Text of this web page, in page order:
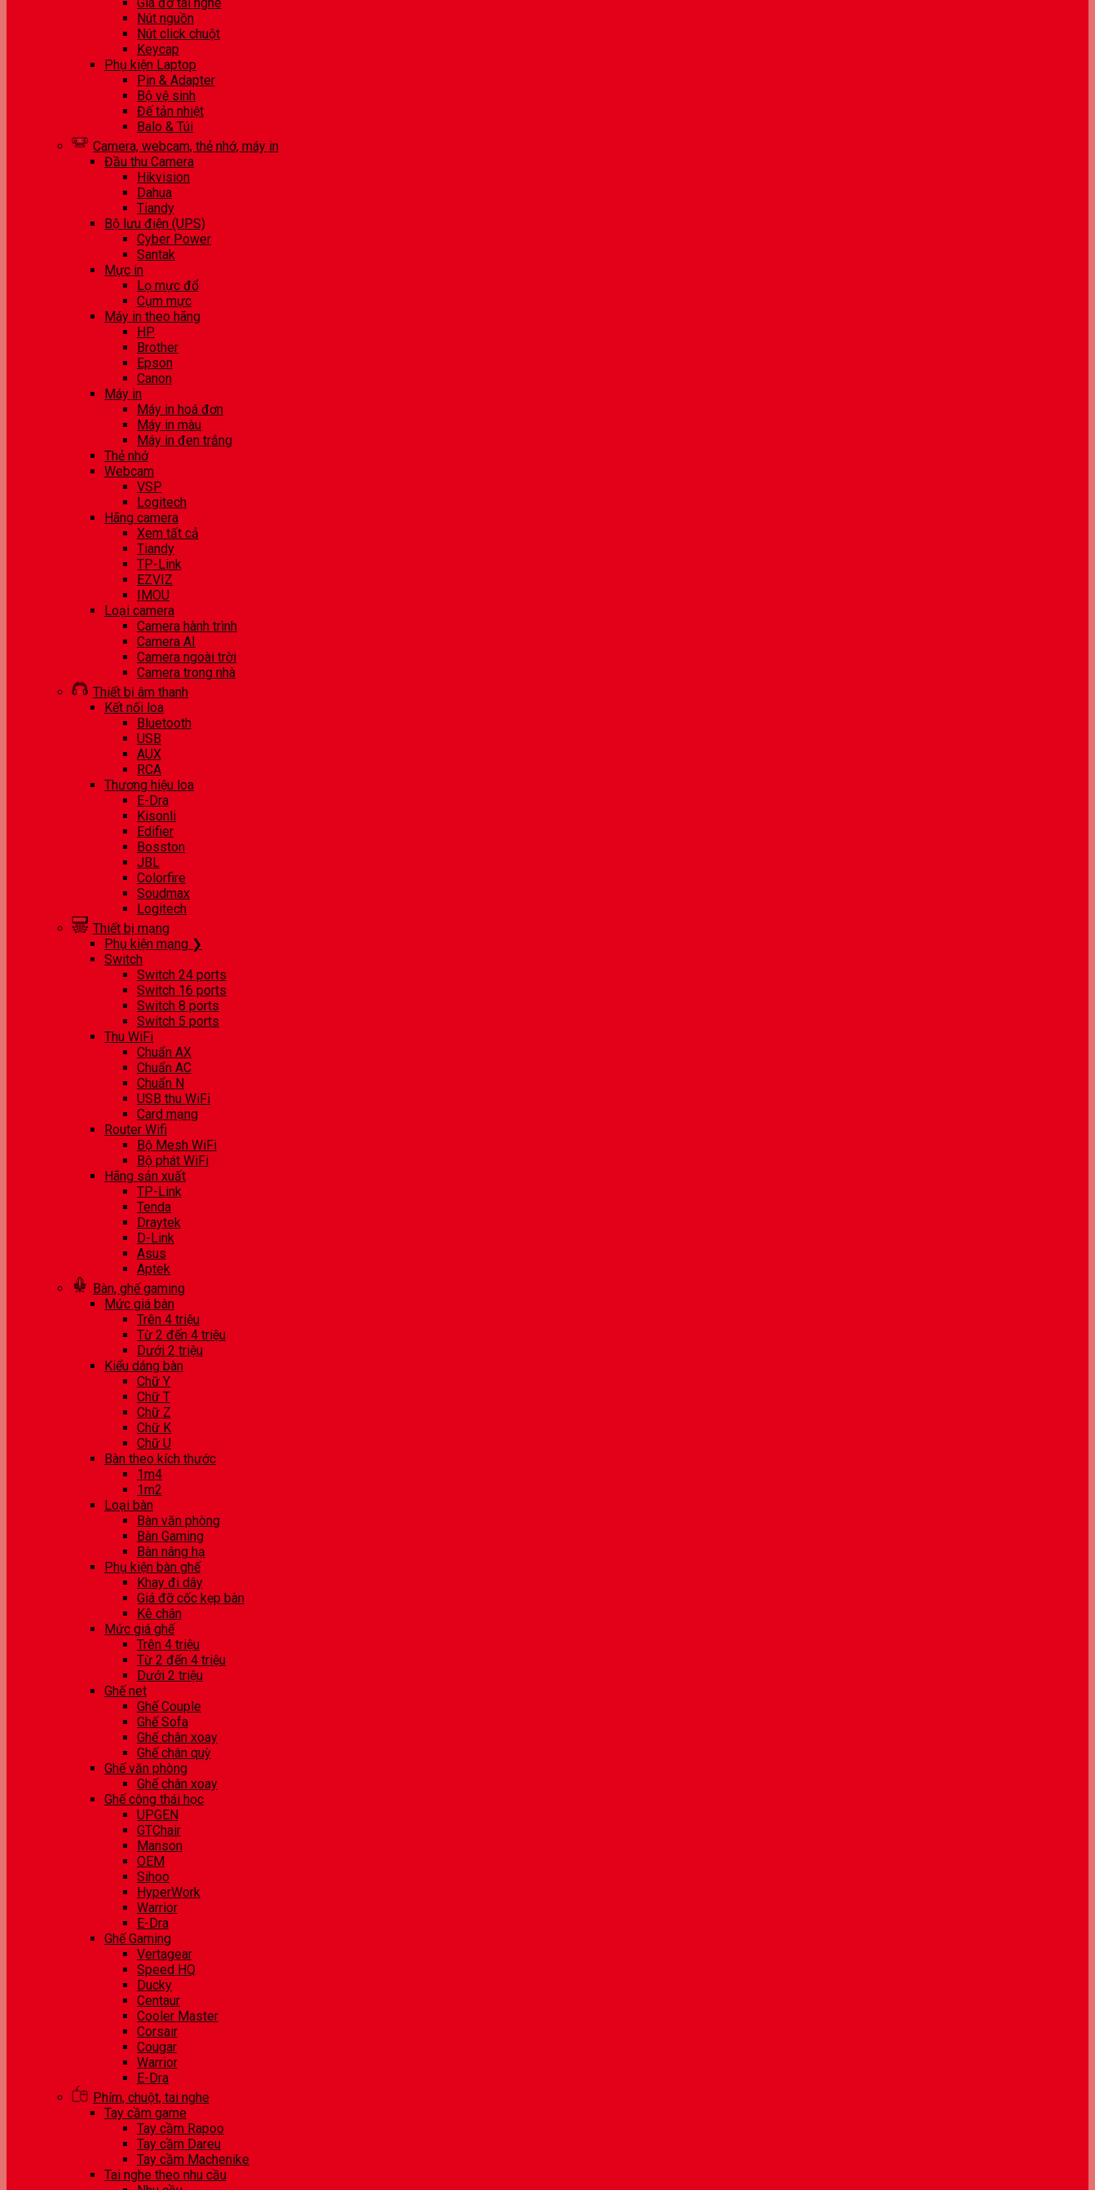
Nút nguồn
Nút click chuột
Keycap
Phụ kiện Laptop
Pin & Adapter
Bộ vệ sinh
Đế tản nhiệt
Balo & Túi
Camera, webcam, thẻ nhớ, máy in
Đầu thu Camera
Hikvision
Dahua
Tiandy
Bộ lưu điện (UPS)
Cyber Power
Santak
Mực in
Lọ mực đổ
Cụm mực
Máy in theo hãng
HP
Brother
Epson
Canon
Máy in
Máy in hoá đơn
Máy in màu
Máy in đen trắng
Thẻ nhớ
Webcam
VSP
Logitech
Hãng camera
Xem tất cả
Tiandy
TP-Link
EZVIZ
IMOU
Loại camera
Camera hành trình
Camera AI
Camera ngoài trời
Camera trong nhà
Thiết bị âm thanh
Kết nối loa
Bluetooth
USB
AUX
RCA
Thương hiệu loa
E-Dra
Kisonli
Edifier
Bosston
JBL
Colorfire
Soudmax
Logitech
Thiết bị mạng
Phụ kiện mạng ❯
Switch
Switch 24 ports
Switch 16 ports
Switch 8 ports
Switch 5 ports
Thu WiFi
Chuẩn AX
Chuẩn AC
Chuẩn N
USB thu WiFi
Card mạng
Router Wifi
Bộ Mesh WiFi
Bộ phát WiFi
Hãng sản xuất
TP-Link
Tenda
Draytek
D-Link
Asus
Aptek
Bàn, ghế gaming
Mức giá bàn
Trên 4 triệu
Từ 2 đến 4 triệu
Dưới 2 triệu
Kiểu dáng bàn
Chữ Y
Chữ T
Chữ Z
Chữ K
Chữ U
Bàn theo kích thước
1m4
1m2
Loại bàn
Bàn văn phòng
Bàn Gaming
Bàn nâng hạ
Phụ kiện bàn ghế
Khay đi dây
Giá đỡ cốc kẹp bàn
Kê chân
Mức giá ghế
Trên 4 triệu
Từ 2 đến 4 triệu
Dưới 2 triệu
Ghế net
Ghế Couple
Ghế Sofa
Ghế chân xoay
Ghế chân quỳ
Ghế văn phòng
Ghế chân xoay
Ghế công thái học
UPGEN
GTChair
Manson
OEM
Sihoo
HyperWork
Warrior
E-Dra
Ghế Gaming
Vertagear
Speed HQ
Ducky
Centaur
Cooler Master
Corsair
Cougar
Warrior
E-Dra
Phím, chuột, tai nghe
Tay cầm game
Tay cầm Rapoo
Tay cầm Dareu
Tay cầm Machenike
Tai nghe theo nhu cầu